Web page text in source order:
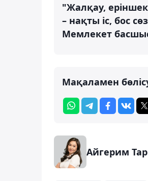
"Жалқау,
– нақты іс, бос
Мемлекет
Мақаламен
Айгерим